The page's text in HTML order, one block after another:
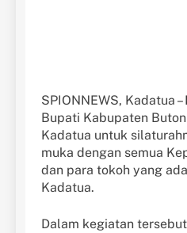
SPIONNEWS, Kadatua
Bupati Kabupaten
Kadatua untuk
muka dengan semua
dan para tokoh yang
Kadatua.
Dalam kegiatan